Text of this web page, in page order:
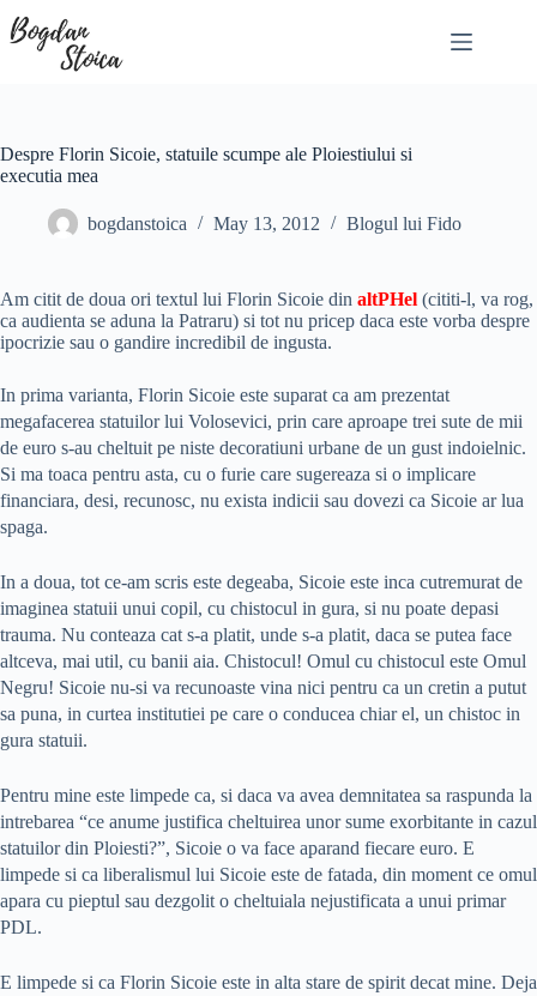
to
content
Despre Florin Sicoie, statuile scumpe ale Ploiestiului si
executia mea
bogdanstoica May 13, 2012 Blogul lui Fido
Am citit de doua ori textul lui Florin Sicoie din altPHel (cititi-l, va rog,
ca audienta se aduna la Patraru) si tot nu pricep daca este vorba despre
ipocrizie sau o gandire incredibil de ingusta.
In prima varianta, Florin Sicoie este suparat ca am prezentat
megafacerea statuilor lui Volosevici, prin care aproape trei sute de mii
de euro s-au cheltuit pe niste decoratiuni urbane de un gust indoielnic.
Si ma toaca pentru asta, cu o furie care sugereaza si o implicare
financiara, desi, recunosc, nu exista indicii sau dovezi ca Sicoie ar lua
spaga.
In a doua, tot ce-am scris este degeaba, Sicoie este inca cutremurat de
imaginea statuii unui copil, cu chistocul in gura, si nu poate depasi
trauma. Nu conteaza cat s-a platit, unde s-a platit, daca se putea face
altceva, mai util, cu banii aia. Chistocul! Omul cu chistocul este Omul
Negru! Sicoie nu-si va recunoaste vina nici pentru ca un cretin a putut
sa puna, in curtea institutiei pe care o conducea chiar el, un chistoc in
gura statuii.
Pentru mine este limpede ca, si daca va avea demnitatea sa raspunda la
intrebarea “ce anume justifica cheltuirea unor sume exorbitante in cazul
statuilor din Ploiesti?”, Sicoie o va face aparand fiecare euro. E
limpede si ca liberalismul lui Sicoie este de fatada, din moment ce omul
apara cu pieptul sau dezgolit o cheltuiala nejustificata a unui primar
PDL.
E limpede si ca Florin Sicoie este in alta stare de spirit decat mine. Deja